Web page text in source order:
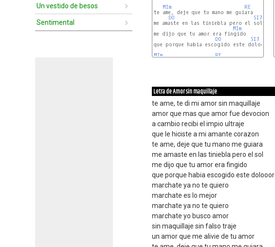
Un vestido de besos
Sentimental
MIm
RE
te ame, deje que tu mano me guiara
DO
SI7
me amaste en las tiniebla pero el sol
MIm
me dijo que tu amor era fingido
DO
SI7
que porque habia escogido este dolooor
MIm
RE
Letra de Amor sin maquillaje
te ame, te di mi amor sin maquillaje
amor que mas que amor fue devocion
a cambio recibi el impio ultraje
que le hiciste a mi amante corazon
te ame, deje que tu mano me guiara
me amaste en las tiniebla pero el sol
me dijo que tu amor era fingido
que porque habia escogido este dolooor
marchate ya no te quiero
marchate es lo mejor
marchate ya no te quiero
marchate yo busco amor
sin maquillaje sin falso traje
un amor que me alivie de tu amor